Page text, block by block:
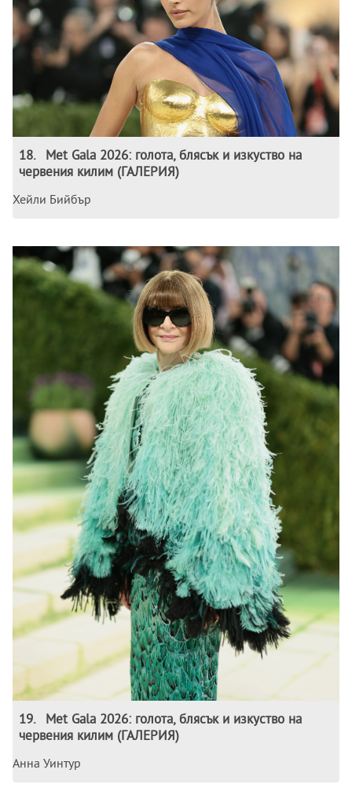
18.
Met Gala 2026: голота, блясък и изкуство на
червения килим (ГАЛЕРИЯ)
Хейли Бийбър
19.
Met Gala 2026: голота, блясък и изкуство на
червения килим (ГАЛЕРИЯ)
Анна Уинтур